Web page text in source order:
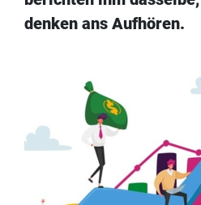
denken ans Aufhören.